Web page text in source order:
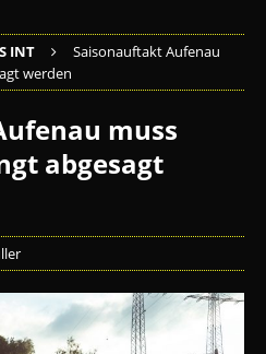
INT
Saisonauftakt Aufenau
werden
muss
abgesagt